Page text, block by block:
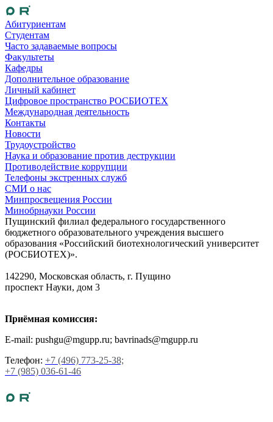
Абитуриентам
Студентам
Часто задаваемые вопросы
Факультеты
Кафедры
Дополнительное образование
Личный кабинет
Цифровое пространство РОСБИОТЕХ
Международная деятельность
Контакты
Новости
Трудоустройство
Наука и образование против деструкции
Противодействие коррупции
Телефоны экстренных служб
СМИ о нас
Минпросвещения России
Минобрнауки России
Пущинский филиал федерального государственного
бюджетного образовательного учреждения высшего
образования «Российский биотехнологический университет
(РОСБИОТЕХ)».
142290, Московская область, г. Пущино
проспект Науки, дом 3
Приёмная комиссия:
E-mail: pushgu@mgupp.ru; bavrinads@mgupp.ru
Телефон: +7 (496) 773-25-38;
+7 (985) 036-61-46